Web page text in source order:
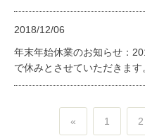
2018/12/06
年末年始休業のお知らせ：
で休みとさせていただきます
« 1 2